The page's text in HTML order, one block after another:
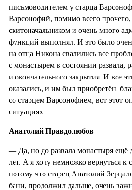
письмоводителем у старца
Варсонофий, помимо всего
скитоначальником и очень много
функций выполнял. И это было
на отца Никона свалились все
с монастырём в состоянии развала,
и окончательного закрытия. И все
оказались, и им был приобретён,
со старцем Варсонофием, вот этот
ситуациях.
Анатолий Правдолюбов
— Да, но до развала монастыря ещё
лет. А я хочу немножко вернуться к
потому что старец Анатолий
бани, продолжил дальше, очень